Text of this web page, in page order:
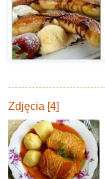
Zdjęcia [4]